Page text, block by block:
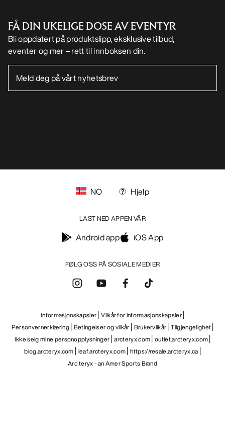
FÅ DIN UKELIGE DOSE AV EVENTYR
Bli oppdatert på produktslipp, eksklusive tilbud,
eventer og mer – rett til innboksen din.
FØLG OSS PÅ SOSIALE MEDIER
NO Hjelp
LAST NED APPEN VÅR
Android app iOS App
Informasjonskapsler Vilkår for informasjonskapsler
Personvernerklæring Betingelser og vilkår Brukervilkår Tilgjengelighet
Ikke selg mine personopplysninger arcteryx.com outlet.arcteryx.com
blog.arcteryx.com leaf.arcteryx.com https://resale.arcteryx.ca
Arc'teryx - an Amer Sports Brand